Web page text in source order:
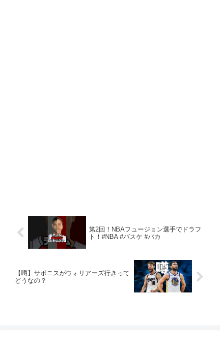
第2回！NBAフュージョン選手でドラフ
ト！#NBA #バスケ #バカ
【噂】サボニスがウォリアーズ行きって
どうなの？